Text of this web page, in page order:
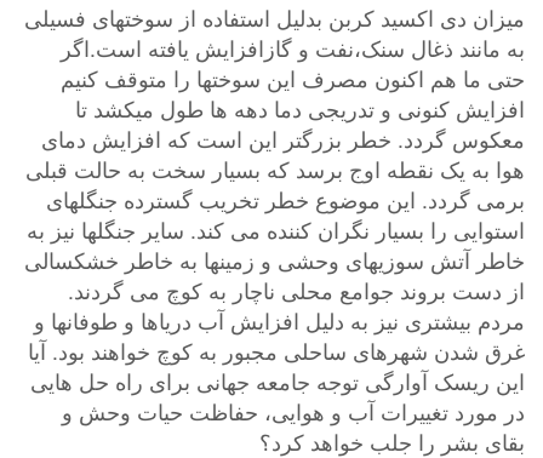
میزان دی اکسید کربن بدلیل استفاده از سوختهای فسیلی
به مانند ذغال سنک،نفت و گازافزایش یافته است.اگر
حتی ما هم اکنون مصرف این سوختها را متوقف کنیم
افزایش کنونی و تدریجی دما دهه ها طول میکشد تا
معکوس گردد. خطر بزرگتر این است که افزایش دمای
هوا به یک نقطه اوج برسد که بسیار سخت به حالت قبلی
برمی گردد. این موضوع خطر تخریب گسترده جنگلهای
استوایی را بسیار نگران کننده می کند. سایر جنگلها نیز به
خاطر آتش سوزیهای وحشی و زمینها به خاطر خشکسالی
از دست بروند جوامع محلی ناچار به کوچ می گردند.
مردم بیشتری نیز به دلیل افزایش آب دریاها و طوفانها و
غرق شدن شهرهای ساحلی مجبور به کوچ خواهند بود. آیا
این ریسک آوارگی توجه جامعه جهانی برای راه حل هایی
در مورد تغییرات آب و هوایی، حفاظت حیات وحش و
بقای بشر را جلب خواهد کرد؟